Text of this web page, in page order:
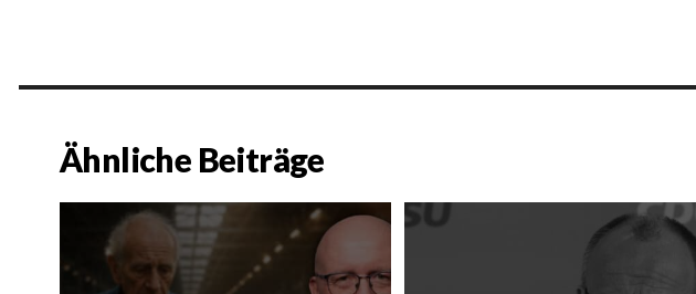
Ähnliche Beiträge